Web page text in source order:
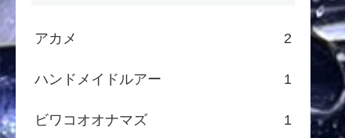
アカメ 2
ハンドメイドルアー 1
ビワコオオナマズ 1